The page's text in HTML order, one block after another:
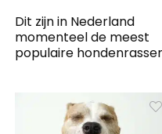
Dit zijn in Nederland
momenteel de meest
populaire